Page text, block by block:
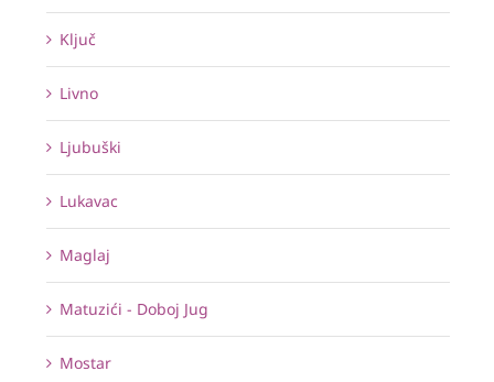
Ključ
Livno
Ljubuški
Lukavac
Maglaj
Matuzići - Doboj Jug
Mostar